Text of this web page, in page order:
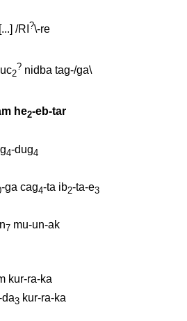
[...] /RI ?\-re
2
? nidba tag-/ga\
he2-eb-tar
4-dug4
-ga cag4-ta ib2-ta-e3
7 mu-un-ak
kur-ra-ka
da3 kur-ra-ka